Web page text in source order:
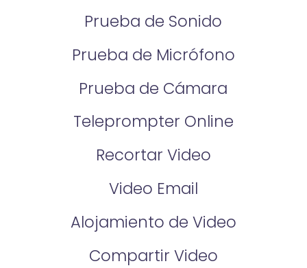
Prueba de Sonido
Prueba de Micrófono
Prueba de Cámara
Teleprompter Online
Recortar Video
Video Email
Alojamiento de Video
Compartir Video